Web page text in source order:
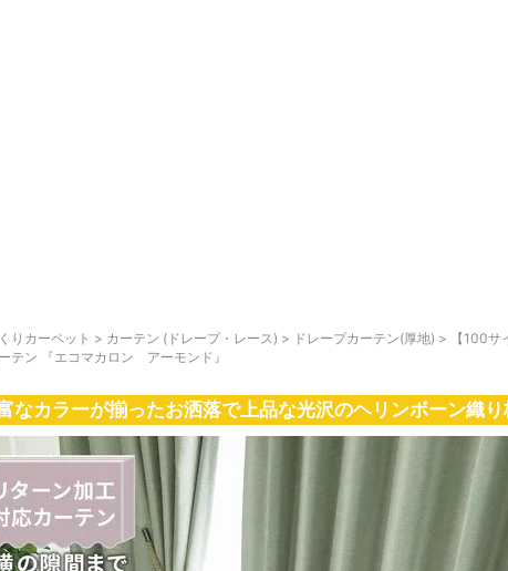
りカーペット > カーテン (ドレープ・レース) > ドレープカーテン(厚地) >
【100
テン 『エコマカロン アーモンド』
なカラーが揃ったお洒落で上品な光沢のヘリンボーン織